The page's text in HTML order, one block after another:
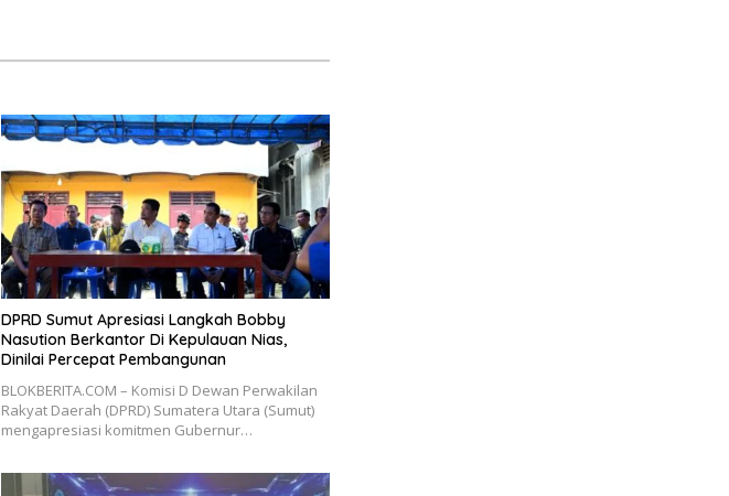
DPRD Sumut Apresiasi Langkah Bobby
Nasution Berkantor Di Kepulauan Nias,
Dinilai Percepat Pembangunan
BLOKBERITA.COM – Komisi D Dewan Perwakilan
Rakyat Daerah (DPRD) Sumatera Utara (Sumut)
mengapresiasi komitmen Gubernur…